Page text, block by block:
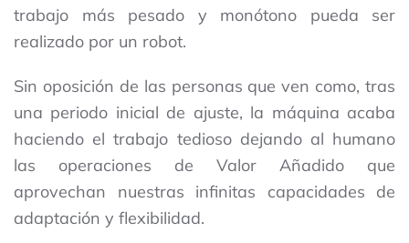
trabajo más pesado y monótono pueda ser
realizado por un robot.
Sin oposición de las personas que ven como, tras
una periodo inicial de ajuste, la máquina acaba
haciendo el trabajo tedioso dejando al humano
las operaciones de Valor Añadido que
aprovechan nuestras infinitas capacidades de
adaptación y flexibilidad.